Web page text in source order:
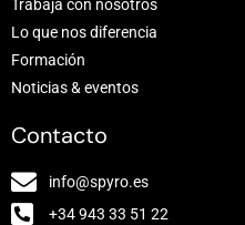
Trabaja con nosotros
Lo que nos diferencia
Formación
Noticias & eventos
Contacto
info@spyro.es
+34 943 33 51 22